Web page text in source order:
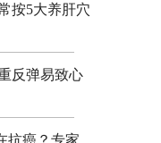
按5大养肝穴
反弹易致心
抗癌？专家